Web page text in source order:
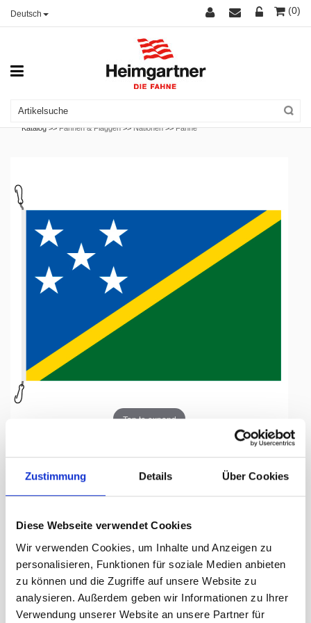
Zustimmung Details Über Cookies
Diese Webseite verwendet Cookies
Wir verwenden Cookies, um Inhalte und Anzeigen zu
personalisieren, Funktionen für soziale Medien anbieten
zu können und die Zugriffe auf unsere Website zu
analysieren. Außerdem geben wir Informationen zu Ihrer
Verwendung unserer Website an unsere Partner für
Deutsch (0)
Katalog >>Fahnen & Flaggen >>Nationen >>Fahne
Tap to expand
Salomonen, 200 x 300 cm
Lieferzeit Tage:ca. 5-7 Arbeitstage
318.00 CHF